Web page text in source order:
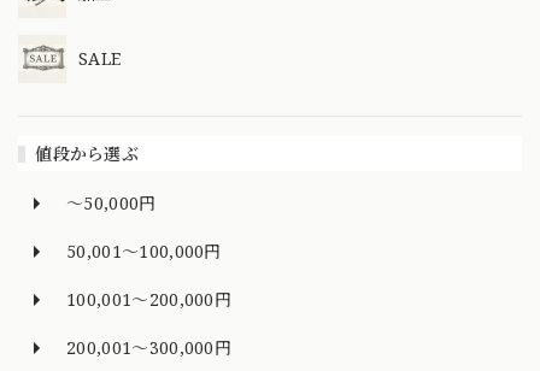
SALE
値段から選ぶ
～50,000円
50,001～100,000円
100,001～200,000円
200,001～300,000円